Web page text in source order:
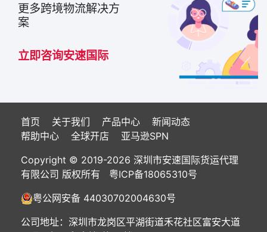
更多跨境物流解决方
案
立即咨询安速国际
首页 关于我们 产品中心
新闻动态
帮助中心
全球开店
亚马逊SPN
Copyright © 2019-2026 深圳市安速国际货运代理
有限公司 版权所有 粤ICP备18065310号
粤公网安备 44030702004630号
公司地址：深圳市龙岗区平湖街道禾花社区富安大道